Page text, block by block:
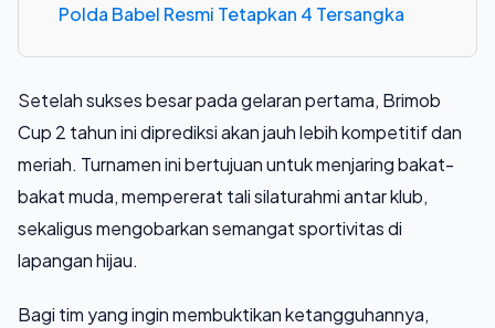
Polda Babel Resmi Tetapkan 4 Tersangka
Setelah sukses besar pada gelaran pertama, Brimob
Cup 2 tahun ini diprediksi akan jauh lebih kompetitif dan
meriah. Turnamen ini bertujuan untuk menjaring bakat-
bakat muda, mempererat tali silaturahmi antar klub,
sekaligus mengobarkan semangat sportivitas di
lapangan hijau.
Bagi tim yang ingin membuktikan ketangguhannya,